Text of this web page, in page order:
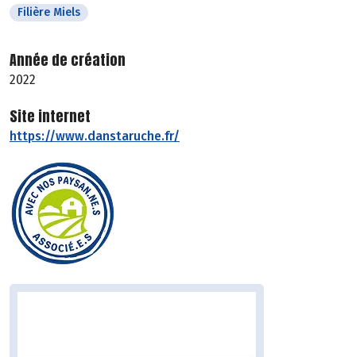
Filière Miels
Année de création
2022
Site internet
https://www.danstaruche.fr/